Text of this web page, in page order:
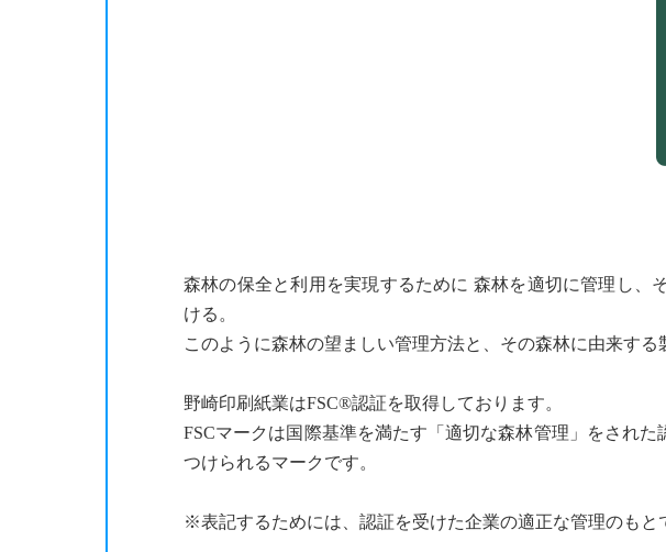
森林の保全と利用を実現するために 森林を適切に管理し、
ける。
このように森林の望ましい管理方法と、その森林に由来す
野崎印刷紙業はFSC®認証を取得しております。
FSCマークは国際基準を満たす「適切な森林管理」をされ
つけられるマークです。
※表記するためには、認証を受けた企業の適正な管理のもと